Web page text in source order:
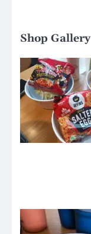
Shop Gallery